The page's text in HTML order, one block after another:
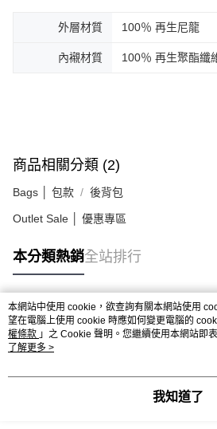
外層材質 100％ 再生尼龍
內襯材質 100％ 再生聚酯纖
商品相關分類 (2)
Bags │ 包款 後背包
Outlet Sale │ 優惠專區
本分類熱銷全站排行
熱門標籤
本網站中使用 cookie，欲查詢有關本網站使用
望在電腦上使用 cookie 時應如何變更電腦的
權條款 」之 Cookie 聲明。您繼續使用本網站即
用條款之 Cookie 聲明使用 cookie。
了解更多 >
我知道了